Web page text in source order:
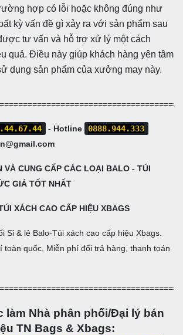
hợp có lỗi hoặc không đúng như
kỳ vấn đề gì xảy ra với sản phẩm sau
tư vấn và hỗ trợ xử lý một cách
quả. Điều này giúp khách hàng yên tâm
dụng sản phẩm của xưởng may này.
- Hotline
0888.944.333
CUNG CẤP CÁC LOẠI BALO - TÚI
GIÁ TỐT NHẤT
XÁCH CAO CẤP HIỆU XBAGS
Sỉ & lẻ Balo-Túi xách cao cấp hiệu Xbags.
toàn quốc, Miễn phí đổi trả hàng, thanh toán
làm Nhà phân phối/Đại lý bán
TN Bags & Xbags: